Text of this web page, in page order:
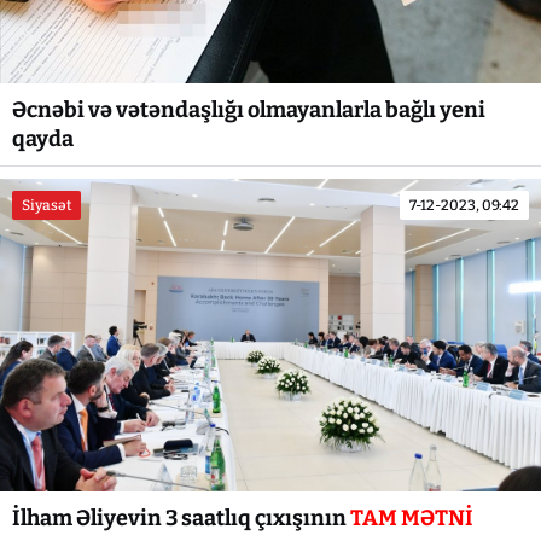
Əcnəbi və vətəndaşlığı olmayanlarla bağlı yeni
qayda
Siyasət 7-12-2023, 09:42
İlham Əliyevin 3 saatlıq çıxışınınTAM MƏTNİ